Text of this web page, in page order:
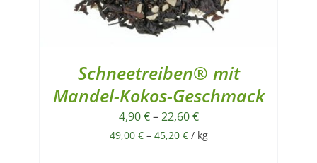
Schneetreiben® mit
Mandel-Kokos-Geschmack
4,90€–22,60€
49,00 €– 45,20 €/ kg